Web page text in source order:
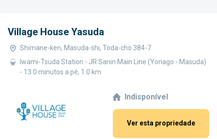
Village House Yasuda
Shimane-ken, Masuda-shi, Toda-cho 384-7
Iwami-Tsuda Station - JR Sanin Main Line (Yonago - Masuda)
- 13.0 minutos a pé, 1.0 km
Indisponível
Ver esta propriedade